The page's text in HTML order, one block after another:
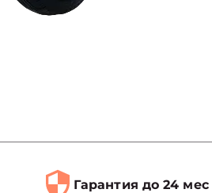
Гарантия до 24 мес